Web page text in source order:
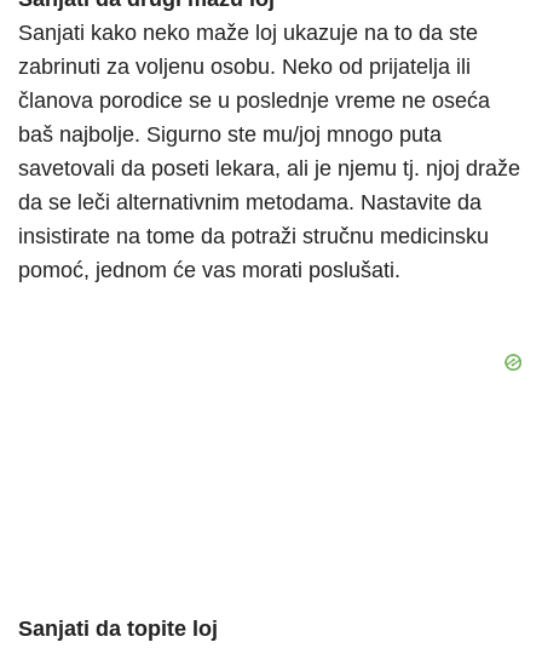
Sanjati kako neko maže loj ukazuje na to da ste
zabrinuti za voljenu osobu. Neko od prijatelja ili
članova porodice se u poslednje vreme ne oseća
baš najbolje. Sigurno ste mu/joj mnogo puta
savetovali da poseti lekara, ali je njemu tj. njoj draže
da se leči alternativnim metodama. Nastavite da
insistirate na tome da potraži stručnu medicinsku
pomoć, jednom će vas morati poslušati.
Sanjati da topite loj